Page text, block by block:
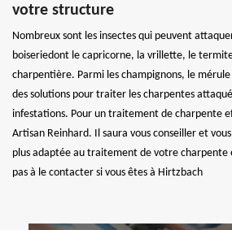
votre structure
Nombreux sont les insectes qui peuvent
boiseriedont le capricorne, la vrillette, le
charpentière. Parmi les champignons, le
des solutions pour traiter les charpentes
infestations. Pour un traitement de charpente
Artisan Reinhard. Il saura vous conseiller et
plus adaptée au traitement de votre charpente
pas à le contacter si vous êtes à Hirtzbach